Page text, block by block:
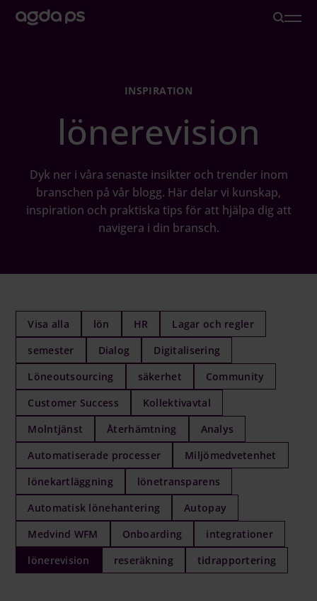
Branscher och Roller
Löneoutsourcing
Inspiration
Logga in på Communityn
INSPIRATION
lönerevision
Dyk ner i våra senaste insikter och trender inom
branschen på vår blogg. Här delar vi kunskap,
inspiration och praktiska tips för att hjälpa dig att
navigera i din bransch.
Visa alla lön HR
Lagar och regler
semester
Dialog
Digitalisering
Löneoutsourcing
säkerhet
Community
Customer Success
Kollektivavtal
Molntjänst
Återhämtning
Analys
Automatiserade processer
Miljömedvetenhet
lönekartläggning
lönetransparens
Automatisk lönehantering
Autopay
Medvind WFM
Onboarding
integrationer
lönerevision
reseräkning tidrapportering